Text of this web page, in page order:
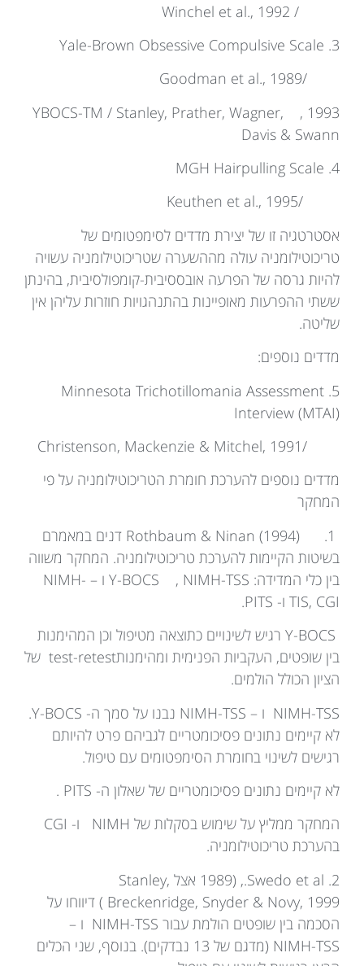
/ Winchel et al., 1992
3. Yale-Brown Obsessive Compulsive Scale
/Goodman et al., 1989
1993 , YBOCS-TM / Stanley, Prather, Wagner,
Davis & Swann
4. MGH Hairpulling Scale
/Keuthen et al., 1995
אסטרטגיה זו של יצירת מדדים לסימפטומים של
טריכוטילומניה עולה מההשערה שטריכוטילומניה עשויה
להיות גרסה של הפרעה אובססיבית-קומפולסיבית, בהינתן
ששתי ההפרעות מאופיינות בהתנהגויות חוזרות עליהן אין
שליטה.
מדדים נוספים:
5. Minnesota Trichotillomania Assessment
Interview (MTAI)
/Christenson, Mackenzie & Mitchel, 1991
מדדים נוספים להערכת חומרת הטריכוטילומניה על פי
המחקר
1. Rothbaum & Ninan (1994) דנים במאמרם
בשיטות הקיימות להערכת טריכוטילומניה. המחקר משווה
בין כלי המדידה: Y-BOCS , NIMH-TSS ו – NIMH-
TIS, CGI ו- PITS.
Y-BOCS רגיש לשינויים כתוצאה מטיפול וכן המהימנות
בין שופטים, העקביות הפנימית ומהימנותtest-retest של
הציון הכולל הולמים.
NIMH-TSS ו – NIMH-TSS נבנו על סמך ה- Y-BOCS.
לא קיימים נתונים פסיכומטריים לגביהם פרט להיותם
רגישים לשינוי בחומרת הסימפטומים עם טיפול.
לא קיימים נתונים פסיכומטריים של שאלון ה- PITS .
המחקר ממליץ על שימוש בסקלות של NIMH ו- CGI
בהערכת טריכוטילומניה.
2. Swedo et al., (1989 אצל Stanley,
Breckenridge, Snyder & Novy, 1999 ) דיווחו על
הסכמה בין שופטים הולמת עבור NIMH-TSS ו –
NIMH-TSS (מדגם של 13 נבדקים). בנוסף, שני הכלים